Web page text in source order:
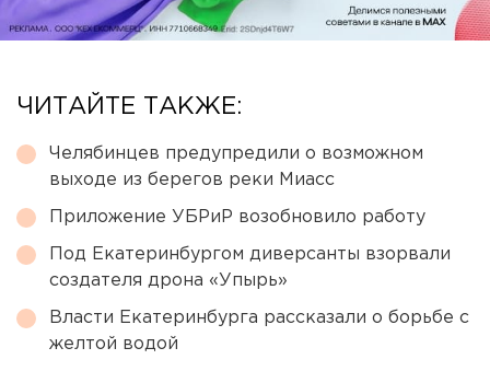
ЧИТАЙТЕ ТАКЖЕ:
Челябинцев предупредили о возможном
выходе из берегов реки Миасс
Приложение УБРиР возобновило работу
Под Екатеринбургом диверсанты взорвали
создателя дрона «Упырь»
Власти Екатеринбурга рассказали о борьбе с
желтой водой